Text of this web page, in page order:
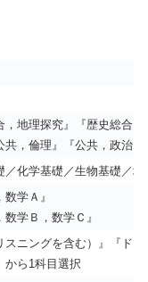
，地理探究』『歴史総合
共，倫理』『公共，政治
／化学基礎／生物基礎／
学Ａ』
数学Ｂ，数学Ｃ』
スニングを含む）』『ド
から1科目選択